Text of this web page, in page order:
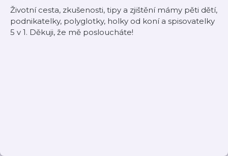
Životní cesta, zkušenosti, tipy a zjištění mámy pěti dětí,
podnikatelky, polyglotky, holky od koní a spisovatelky
5 v 1. Děkuji, že mě posloucháte!